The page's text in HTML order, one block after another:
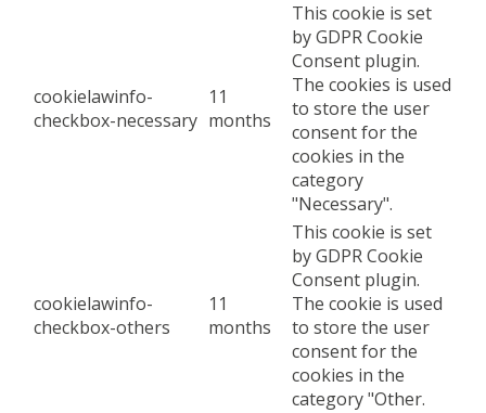
cookielawinfo-
checkbox-necessary
11
months
This cookie is set
by GDPR Cookie
Consent plugin.
The cookies is used
to store the user
consent for the
cookies in the
category
"Necessary".
cookielawinfo-
checkbox-others
11
months
This cookie is set
by GDPR Cookie
Consent plugin.
The cookie is used
to store the user
consent for the
cookies in the
category "Other.